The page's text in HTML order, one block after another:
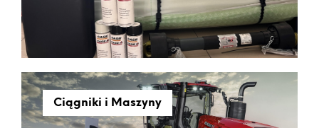
Ciągniki i Maszyny